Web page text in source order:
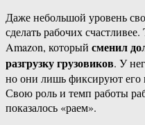
Даже небольшой уровень
сделать рабочих
Amazon, который сменил
разгрузку грузовиков. У
но они лишь фиксируют его
Свою роль и темп работы
показалось «раем».